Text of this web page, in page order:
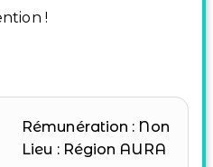
!
Rémunération : Non
Lieu : Région AURA